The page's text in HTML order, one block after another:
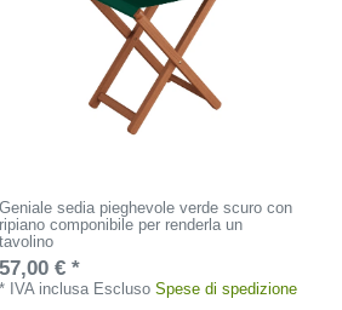
Geniale sedia pieghevole verde scuro con
ripiano componibile per renderla un
tavolino
57,00 € *
* IVA inclusaEsclusoSpese di spedizione